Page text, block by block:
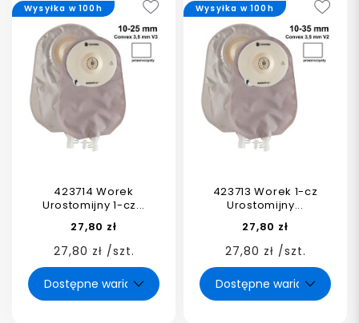
423714 Worek
Urostomijny 1-cz...
27,80 zł
27,80 zł /szt.
Wysyłka w 100h
423713 Worek 1-cz
Urostomijny...
27,80 zł
27,80 zł /szt.
Wysyłka w 100h